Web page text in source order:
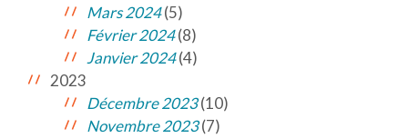
Mars 2024(5)
Février 2024(8)
Janvier 2024(4)
2023
Décembre 2023(10)
Novembre 2023(7)